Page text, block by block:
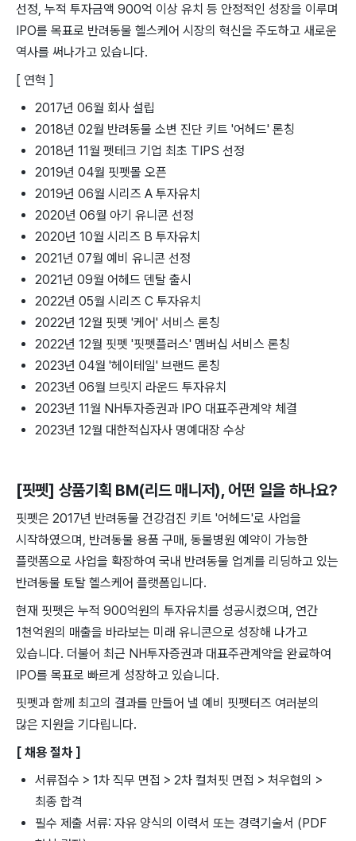
선정, 누적 투자금액 900억 이상 유치 등 안정적인 성장을 이루며
IPO를 목표로 반려동물 헬스케어 시장의 혁신을 주도하고 새로운
역사를 써나가고 있습니다.
[ 연혁 ]
2017년 06월 회사 설립
2018년 02월 반려동물 소변 진단 키트 '어헤드' 론칭
2018년 11월 펫테크 기업 최초 TIPS 선정
2019년 04월 핏펫몰 오픈
2019년 06월 시리즈 A 투자유치
2020년 06월 아기 유니콘 선정
2020년 10월 시리즈 B 투자유치
2021년 07월 예비 유니콘 선정
2021년 09월 어헤드 덴탈 출시
2022년 05월 시리즈 C 투자유치
2022년 12월 핏펫 '케어' 서비스 론칭
2022년 12월 핏펫 '핏펫플러스' 멤버십 서비스 론칭
2023년 04월 '헤이테일' 브랜드 론칭
2023년 06월 브릿지 라운드 투자유치
2023년 11월 NH투자증권과 IPO 대표주관계약 체결
2023년 12월 대한적십자사 명예대장 수상
[핏펫] 상품기획 BM(리드 매니저), 어떤 일을 하나요?
핏펫은 2017년 반려동물 건강검진 키트 '어헤드'로 사업을
시작하였으며, 반려동물 용품 구매, 동물병원 예약이 가능한
플랫폼으로 사업을 확장하여 국내 반려동물 업계를 리딩하고 있는
반려동물 토탈 헬스케어 플랫폼입니다.
현재 핏펫은 누적 900억원의 투자유치를 성공시켰으며, 연간
1천억원의 매출을 바라보는 미래 유니콘으로 성장해 나가고
있습니다. 더불어 최근 NH투자증권과 대표주관계약을 완료하여
IPO를 목표로 빠르게 성장하고 있습니다.
핏펫과 함께 최고의 결과를 만들어 낼 예비 핏펫터즈 여러분의
많은 지원을 기다립니다.
[ 채용 절차 ]
서류접수 > 1차 직무 면접 > 2차 컬처핏 면접 > 처우협의 >
최종 합격
필수 제출 서류: 자유 양식의 이력서 또는 경력기술서 (PDF